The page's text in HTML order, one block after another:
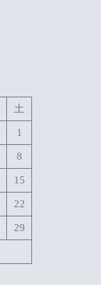
土
1
8
15
22
29